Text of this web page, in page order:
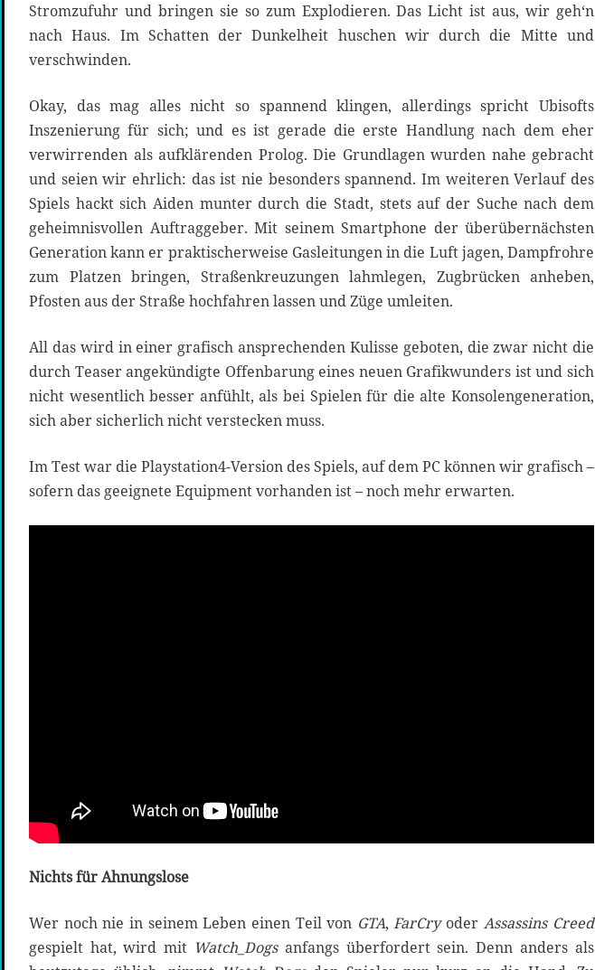
Stromzufuhr und bringen sie so zum Explodieren. Das Licht ist aus, wir geh‘n
nach Haus. Im Schatten der Dunkelheit huschen wir durch die Mitte und
verschwinden.
Okay, das mag alles nicht so spannend klingen, allerdings spricht Ubisofts
Inszenierung für sich; und es ist gerade die erste Handlung nach dem eher
verwirrenden als aufklärenden Prolog. Die Grundlagen wurden nahe gebracht
und seien wir ehrlich: das ist nie besonders spannend. Im weiteren Verlauf des
Spiels hackt sich Aiden munter durch die Stadt, stets auf der Suche nach dem
geheimnisvollen Auftraggeber. Mit seinem Smartphone der überübernächsten
Generation kann er praktischerweise Gasleitungen in die Luft jagen, Dampfrohre
zum Platzen bringen, Straßenkreuzungen lahmlegen, Zugbrücken anheben,
Pfosten aus der Straße hochfahren lassen und Züge umleiten.
All das wird in einer grafisch ansprechenden Kulisse geboten, die zwar nicht die
durch Teaser angekündigte Offenbarung eines neuen Grafikwunders ist und sich
nicht wesentlich besser anfühlt, als bei Spielen für die alte Konsolengeneration,
sich aber sicherlich nicht verstecken muss.
Im Test war die Playstation4-Version des Spiels, auf dem PC können wir grafisch –
sofern das geeignete Equipment vorhanden ist – noch mehr erwarten.
Nichts für Ahnungslose
Wer noch nie in seinem Leben einen Teil von GTA, FarCryoder Assassins Creed
gespielt hat, wird mit Watch_Dogsanfangs überfordert sein. Denn anders als